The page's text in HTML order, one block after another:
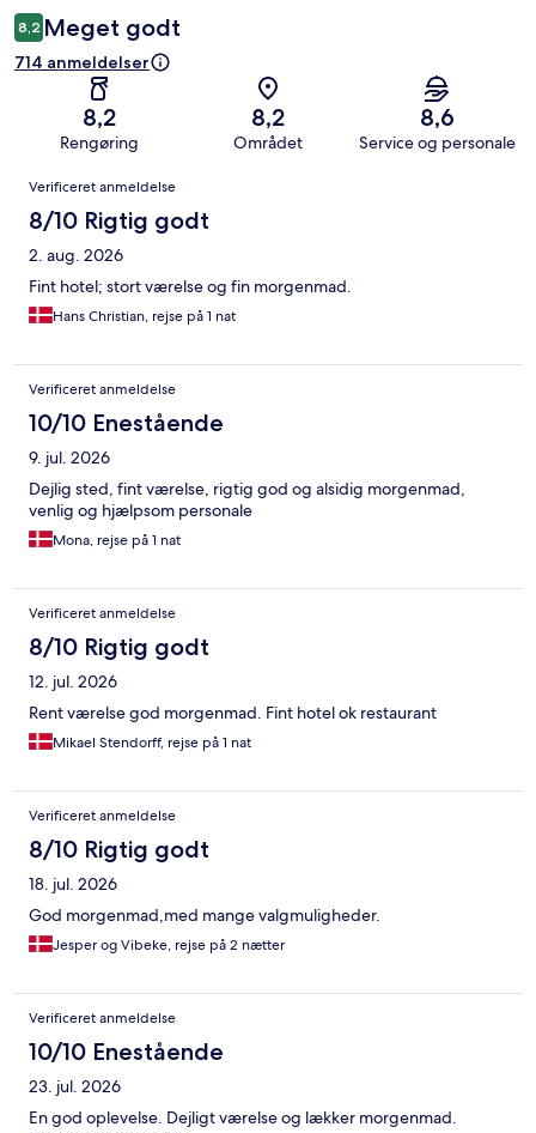
8,2 Meget godt
714 anmeldelser
8,2
Rengøring
8,2
Området
8,6
Service og personale
Anmeldelser
Verificeret anmeldelse
8/10 Rigtig godt
2. aug. 2026
Fint hotel; stort værelse og fin morgenmad.
Hans Christian, rejse på 1 nat
Verificeret anmeldelse
10/10 Enestående
9. jul. 2026
Dejlig sted, fint værelse, rigtig god og alsidig morgenmad,
venlig og hjælpsom personale
Mona, rejse på 1 nat
Verificeret anmeldelse
8/10 Rigtig godt
12. jul. 2026
Rent værelse god morgenmad. Fint hotel ok restaurant
Mikael Stendorff, rejse på 1 nat
Verificeret anmeldelse
8/10 Rigtig godt
18. jul. 2026
God morgenmad,med mange valgmuligheder.
Jesper og Vibeke, rejse på 2 nætter
Verificeret anmeldelse
10/10 Enestående
23. jul. 2026
En god oplevelse. Dejligt værelse og lækker morgenmad.